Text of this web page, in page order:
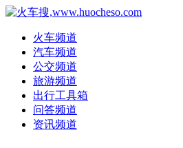
火车频道
汽车频道
公交频道
旅游频道
出行工具箱
问答频道
资讯频道